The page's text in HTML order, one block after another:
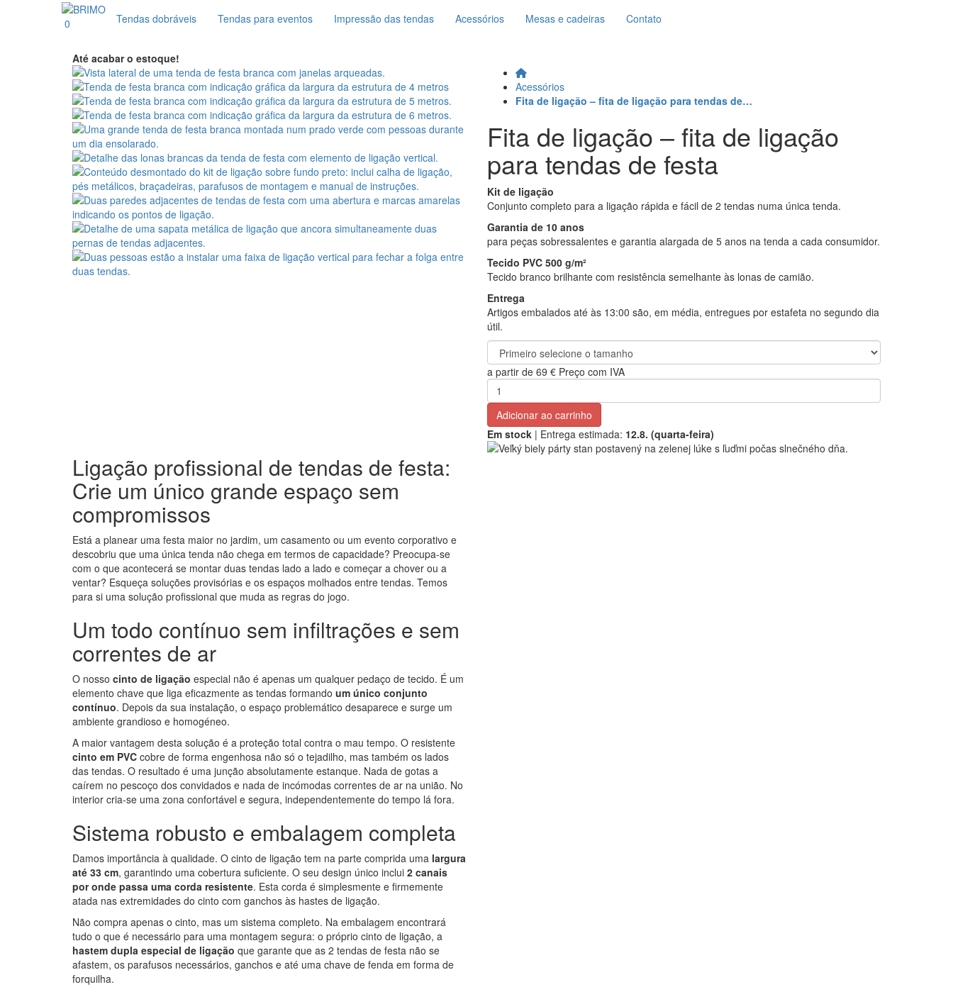
0 Tendas dobráveis Tendas para eventos Impressão das tendas Acessórios Mesas e cadeiras Contato
Até acabar o estoque!
Acessórios
Fita de ligação – fita de ligação para tendas de…
Fita de ligação – fita de ligação
para tendas de festa
Kit de ligação
Conjunto completo para a ligação rápida e fácil de 2 tendas numa única tenda.
Garantia de 10 anos
para peças sobressalentes e garantia alargada de 5 anos na tenda a cada consumidor.
Tecido PVC 500 g/m²
Tecido branco brilhante com resistência semelhante às lonas de camião.
Entrega
Artigos embalados até às 13:00 são, em média, entregues por estafeta no segundo dia
útil.
a partir de 69 € Preço com IVA
Adicionar ao carrinho
Em stock | Entrega estimada: 12.8. (quarta-feira)
Ligação profissional de tendas de festa:
Crie um único grande espaço sem
compromissos
Está a planear uma festa maior no jardim, um casamento ou um evento corporativo e
descobriu que uma única tenda não chega em termos de capacidade? Preocupa-se
com o que acontecerá se montar duas tendas lado a lado e começar a chover ou a
ventar? Esqueça soluções provisórias e os espaços molhados entre tendas. Temos
para si uma solução profissional que muda as regras do jogo.
Um todo contínuo sem infiltrações e sem
correntes de ar
O nosso cinto de ligação especial não é apenas um qualquer pedaço de tecido. É um
elemento chave que liga eficazmente as tendas formando um único conjunto
contínuo. Depois da sua instalação, o espaço problemático desaparece e surge um
ambiente grandioso e homogéneo.
A maior vantagem desta solução é a proteção total contra o mau tempo. O resistente
cinto em PVC cobre de forma engenhosa não só o tejadilho, mas também os lados
das tendas. O resultado é uma junção absolutamente estanque. Nada de gotas a
caírem no pescoço dos convidados e nada de incómodas correntes de ar na união. No
interior cria-se uma zona confortável e segura, independentemente do tempo lá fora.
Sistema robusto e embalagem completa
Damos importância à qualidade. O cinto de ligação tem na parte comprida uma largura
até 33 cm, garantindo uma cobertura suficiente. O seu design único inclui 2 canais
por onde passa uma corda resistente. Esta corda é simplesmente e firmemente
atada nas extremidades do cinto com ganchos às hastes de ligação.
Não compra apenas o cinto, mas um sistema completo. Na embalagem encontrará
tudo o que é necessário para uma montagem segura: o próprio cinto de ligação, a
hastem dupla especial de ligação que garante que as 2 tendas de festa não se
afastem, os parafusos necessários, ganchos e até uma chave de fenda em forma de
forquilha.